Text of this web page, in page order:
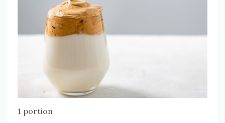
1 portion